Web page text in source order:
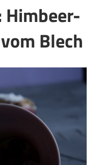
Himbeer-
Blech